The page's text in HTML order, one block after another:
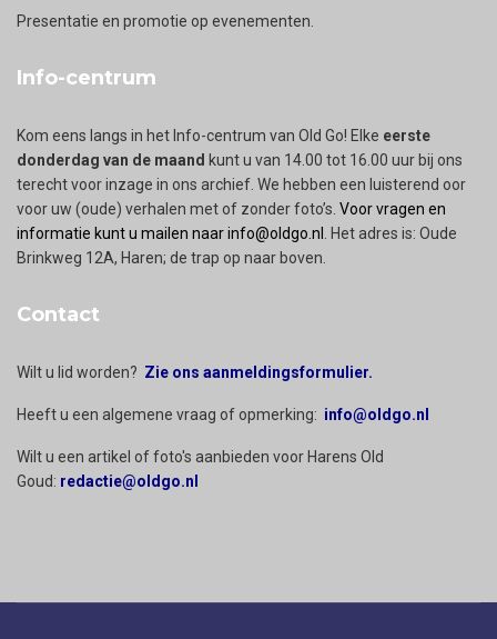
Presentatie en promotie op evenementen.
Info-centrum
Kom eens langs in het Info-centrum van Old Go! Elke eerste
donderdag van de maand kunt u van 14.00 tot 16.00 uur bij ons
terecht voor inzage in ons archief. We hebben een luisterend oor
voor uw (oude) verhalen met of zonder foto’s. Voor vragen en
informatie kunt u mailen naar info@oldgo.nl
. Het adres is: Oude
Brinkweg 12A, Haren; de trap op naar boven.
Contact
Wilt u lid worden? Zie ons aanmeldingsformulier.
Heeft u een algemene vraag of opmerking: info@oldgo.nl
Wilt u een artikel of foto's aanbieden voor Harens Old
Goud: redactie@oldgo.nl